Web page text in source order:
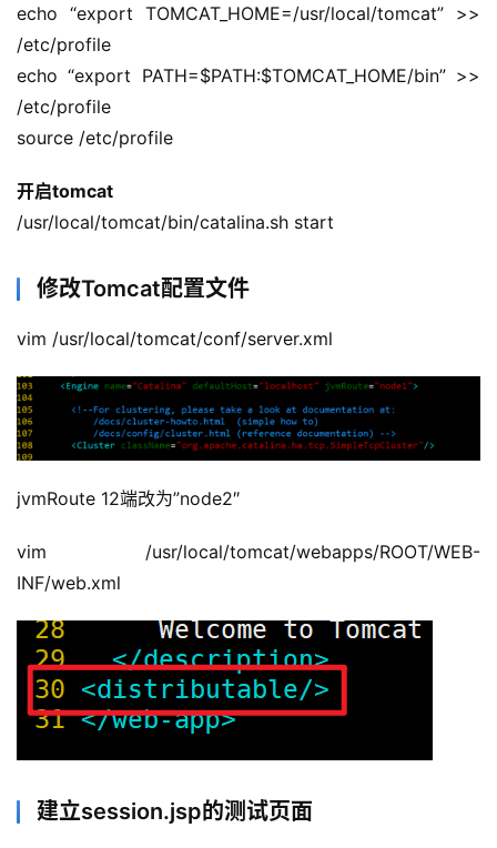
echo “export TOMCAT_HOME=/usr/local/tomcat” >>
/etc/profile
echo “export PATH=$PATH:$TOMCAT_HOME/bin” >>
/etc/profile
source /etc/profile
开启tomcat
/usr/local/tomcat/bin/catalina.sh start
修改Tomcat配置文件
vim /usr/local/tomcat/conf/server.xml
jvmRoute 12端改为”node2″
vim /usr/local/tomcat/webapps/ROOT/WEB-
INF/web.xml
建立session.jsp的测试页面